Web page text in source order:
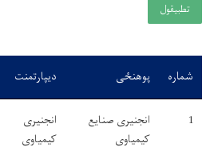
تطبيقول
شماره پوهنځی دیپارتمنت
1
انجنیری صنایع
کیمیاوی
انجنیری
کیمیاوی